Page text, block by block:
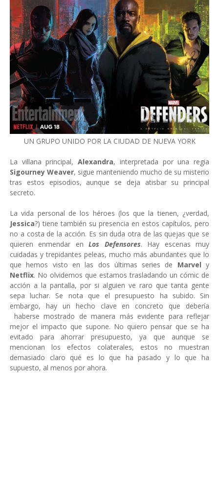
UN GRUPO UNIDO POR LA CIUDAD DE NUEVA YORK
La villana principal,Alexandra, interpretada por una regia
Sigourney Weaver, sigue manteniendo mucho de su misterio
tras estos episodios, aunque se deja atisbar su principal
secreto.
La vida personal de los héroes (los que la tienen, ¿verdad,
Jessica?) tiene también su presencia en estos capítulos, pero
no a costa de la acción. Es sin duda otra de las quejas que se
quieren enmendar enLos Defensores. Hay escenas muy
cuidadas y trepidantes peleas, mucho más abundantes que lo
que hemos visto en las dos últimas series de Marvely
Netflix. No olvidemos que estamos trasladando un cómic de
acción a la pantalla, por si alguien ve raro que tanta gente
sepa luchar. Se nota que el presupuesto ha subido. Sin
embargo, hay un hecho clave en concreto que debería
haberse mostrado de manera más evidente para reflejar
mejor el impacto que supone. No quiero pensar que se ha
evitado para ahorrar presupuesto, ya que aunque se
mencionan los efectos colaterales, estos no muestran
demasiado claro qué es lo que ha pasado y lo que ha
supuesto, al menos por ahora.